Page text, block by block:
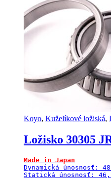
Koyo, Kuželíkové ložiská,
Ložisko 30305
Made in Japan
Dynamická únosnosť:
Statická únosnosť: